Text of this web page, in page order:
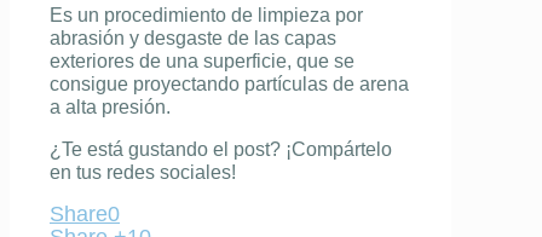
Es un procedimiento de limpieza por
abrasión y desgaste de las capas
exteriores de una superficie, que se
consigue proyectando partículas de arena
a alta presión.
¿Te está gustando el post? ¡Compártelo
en tus redes sociales!
Share0